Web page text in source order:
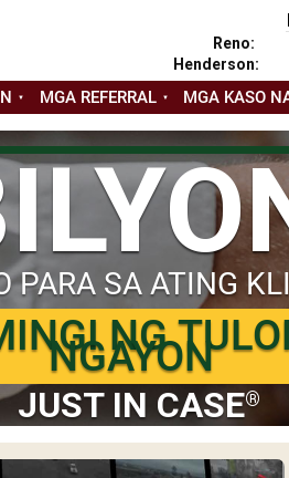
Reno:
Henderson:
MGA REFERRAL MGA KASO
PARA SA ATING
NG
NGAYON
JUST IN CASE®